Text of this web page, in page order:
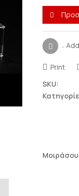
Print
SKU: